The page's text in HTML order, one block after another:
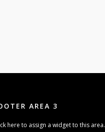
AREA 3
here to assign a widget to this area.